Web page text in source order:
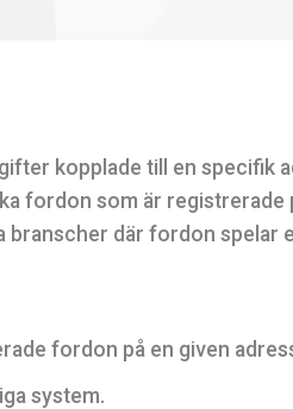
kopplade till en specifik
fordon som är registrerade
där fordon spelar
fordon på en given
system.